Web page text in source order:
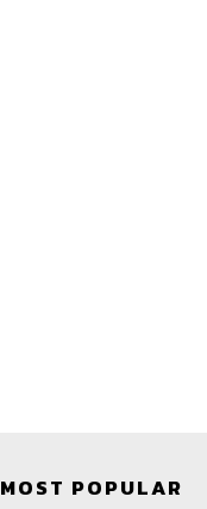
MOST POPULAR